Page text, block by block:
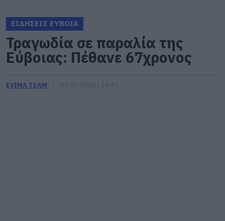
ΕΙΔΗΣΕΙΣ ΕΥΒΟΙΑ
Τραγωδία σε παραλία της
Εύβοιας: Πέθανε 67χρονος
EVIMA TEAM